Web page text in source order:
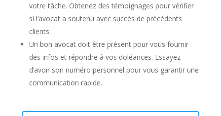
votre tâche. Obtenez des témoignages pour vérifier
si l’avocat a soutenu avec succès de précédents
clients.
Un bon avocat doit être présent pour vous fournir
des infos et répondre à vos doléances. Essayez
d’avoir son numéro personnel pour vous garantir une
communication rapide.